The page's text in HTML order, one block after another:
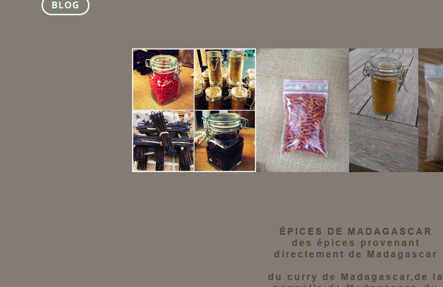
BLOG
ÉPICES DE MADAGASCAR
des épices
provenant
directement de Madagascar
du curry de Madagascar,de